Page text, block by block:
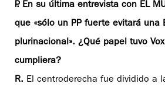
P. En su última entrevista con EL
que «sólo un PP fuerte evitará una
plurinacional». ¿Qué papel tuvo
cumpliera?
R. El centroderecha fue dividido a